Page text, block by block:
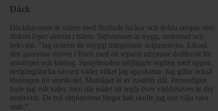
Däck
Däcklayouten är stilren med flushade luckor och dolda tampar som
diskret löper akterut i båten. Sittbrunnen är trygg, ombonad och
bekväm. ”Jag noterar de snyggt integrerade solpanelerna. Likaså
den generösa stuven i fören med ett separat utrymme dedikerat för
ankarspel och kätting. Sprayhooden möjliggör segling med öppen
nedgångslucka oavsett väder vilket jag uppskattar. Jag gillar också
lösningen för storskotet. Mantåget är av rostfritt stål. Personligen
hade jag valt vajer, men när målet att segla över världshaven är det
motiverat. De två sittplatserna längst bak skulle jag inte vilja vara
utan.”